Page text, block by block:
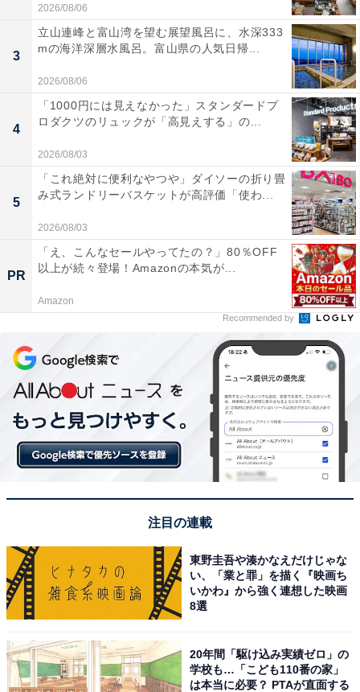
2026/08/06
3
立山連峰と富山湾を望む展望風呂に、水深333
mの海洋深層水風呂。富山県の人気日帰...
2026/08/06
4
「1000円には見えなかった」スタンダードプ
ロダクツのリュックが「高見えする」の...
2026/08/03
5
「これ絶対に便利なやつや」ダイソーの折り畳
み式ランドリーバスケットが高評価「使わ...
2026/08/03
PR
「え、こんなセールやってたの？」80％OFF
以上が続々登場！Amazonの本気が...
Amazon
Recommended by
注目の連載
東野圭吾や湊かなえだけじゃな
い、「業と罪」を描く『映画ち
いかわ』から強く連想した映画
8選
20年間「駆け込み実績ゼロ」の
学校も…「こども110番の家」
は本当に必要？ PTAが直面する